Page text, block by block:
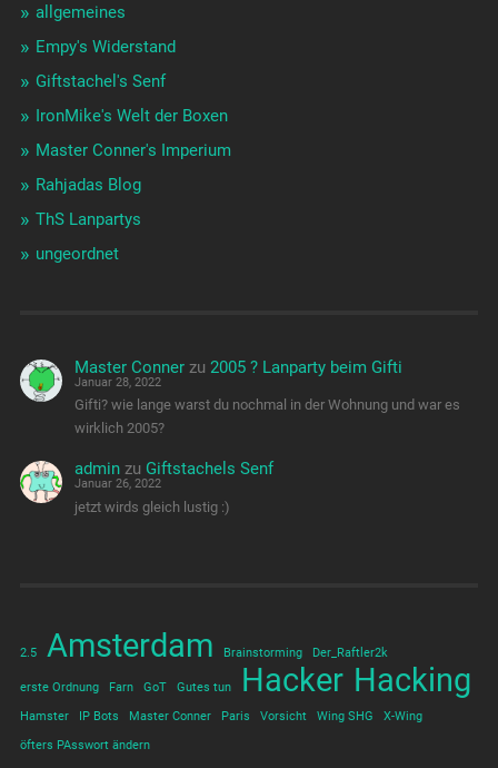
allgemeines
Empy's Widerstand
Giftstachel's Senf
IronMike's Welt der Boxen
Master Conner's Imperium
Rahjadas Blog
ThS Lanpartys
ungeordnet
Master Conner zu2005 ? Lanparty beim Gifti
Januar 28, 2022
Gifti? wie lange warst du nochmal in der Wohnung und war es
wirklich 2005?
admin zu Giftstachels Senf
Januar 26, 2022
jetzt wirds gleich lustig :)
2.5 Amsterdam Brainstorming Der_Raftler2k
erste Ordnung Farn GoT Gutes tun Hacker Hacking
Hamster IP Bots Master Conner Paris Vorsicht Wing SHG
X-Wing
öfters PAsswort ändern